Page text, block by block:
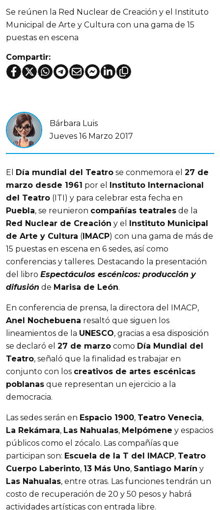
Se reúnen la Red Nuclear de Creación y el Instituto
Municipal de Arte y Cultura con una gama de 15
puestas en escena
Compartir:
Bárbara Luis
Jueves 16 Marzo 2017
El Día mundial del Teatro se conmemora el 27 de
marzo desde 1961 por el
Instituto Internacional
del Teatro (ITI) y para celebrar esta fecha en
Puebla, se reunieron compañías teatrales de la
Red Nuclear de Creación y el
Instituto Municipal
de Arte y Cultura ( IMACP) con una gama de más de
15 puestas en escena en 6 sedes, así como
conferencias y talleres. Destacando la presentación
del libro Espectáculos escénicos: producción y
difusión de Marisa de León.
En conferencia de prensa, la directora del IMACP,
Anel Nochebuena resaltó que siguen los
lineamientos de la UNESCO, gracias a esa disposición
se declaró el 27 de marzo como Día Mundial del
Teatro, señaló que la finalidad es trabajar en
conjunto con los creativos de artes escénicas
poblanas que representan un ejercicio a la
democracia.
Las sedes serán en Espacio 1900, Teatro Venecia,
La Rekámara, Las Nahualas, Melpómene y espacios
públicos como el zócalo. Las compañías que
participan son: Escuela de la T del IMACP, Teatro
Cuerpo Laberinto, 13 Más Uno, Santiago Marín y
Las Nahualas, entre otras. Las funciones tendrán un
costo de recuperación de 20 y 50 pesos y habrá
actividades artísticas con entrada libre.